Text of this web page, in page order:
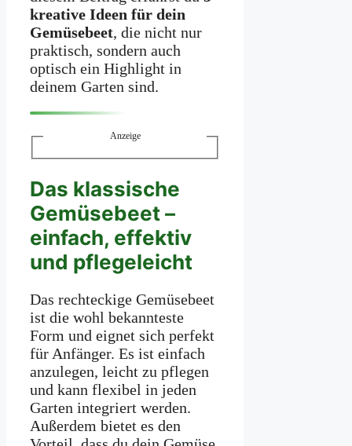
kreative Ideen für dein
Gemüsebeet, die nicht nur
praktisch, sondern auch
optisch ein Highlight in
deinem Garten sind.
Anzeige
Das klassische
Gemüsebeet –
einfach, effektiv
und pflegeleicht
Das rechteckige Gemüsebeet
ist die wohl bekannteste
Form und eignet sich perfekt
für Anfänger. Es ist einfach
anzulegen, leicht zu pflegen
und kann flexibel in jeden
Garten integriert werden.
Außerdem bietet es den